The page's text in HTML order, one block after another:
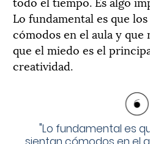
Lo fundamental es que
cómodos en el aula y que
que el miedo es el
creatividad.
"Lo fundamental es